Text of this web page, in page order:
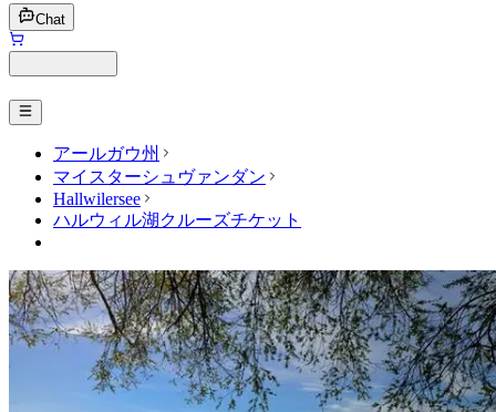
Chat
アールガウ州
マイスターシュヴァンダン
Hallwilersee
ハルウィル湖クルーズチケット